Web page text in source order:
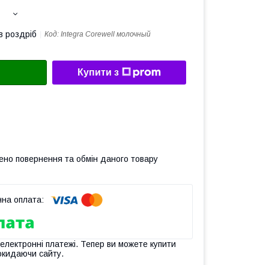
роздріб Код: Integra Corewell молочный
Купити з
повернення та обмін даного товару
платежі. Тепер ви можете купити
сайту.